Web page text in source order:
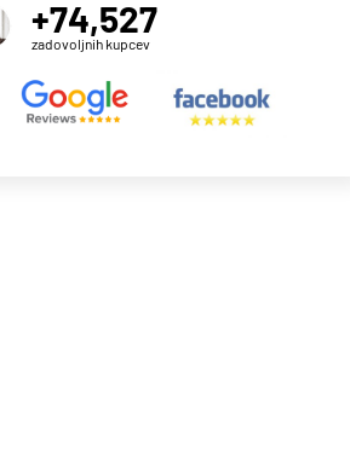
+74,527
zadovoljnih kupcev